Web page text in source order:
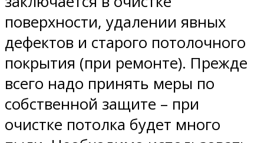
поверхности, удалении явных
дефектов и старого потолочного
покрытия (при ремонте). Прежде
всего надо принять меры по
собственной защите – при
очистке потолка будет много